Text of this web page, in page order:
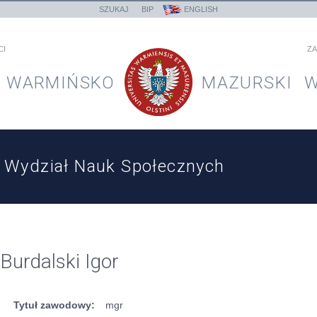
SZUKAJ BIP ENGLISH
WARMIŃSKO MAZURSKI
Wydział Nauk Społecznych
Burdalski Igor
Tytuł zawodowy:
mgr